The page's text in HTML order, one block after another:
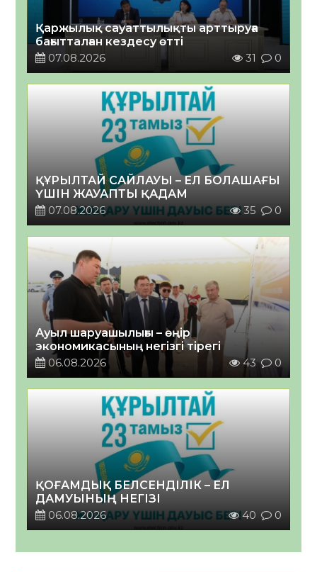
Қаржылық сауаттылықты арттыруға
бағытталған кездесу өтті
07.08.2026
31 0
ҚҰРЫЛТАЙ САЙЛАУЫ – ЕЛ БОЛАШАҒЫ
ҮШІН ЖАУАПТЫ ҚАДАМ
07.08.2026
35 0
Ауыл шаруашылығы – өңір
экономикасының негізгі тірегі
06.08.2026
43 0
ҚОҒАМДЫҚ БЕЛСЕНДІЛІК – ЕЛ
ДАМУЫНЫҢ НЕГІЗІ
06.08.2026
40 0